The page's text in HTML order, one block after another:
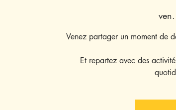
Venez partager un moment de
Et repartez avec des